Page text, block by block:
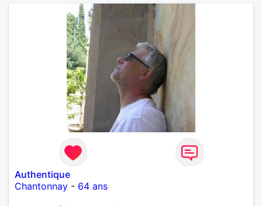
Authentique
Chantonnay - 64 ans